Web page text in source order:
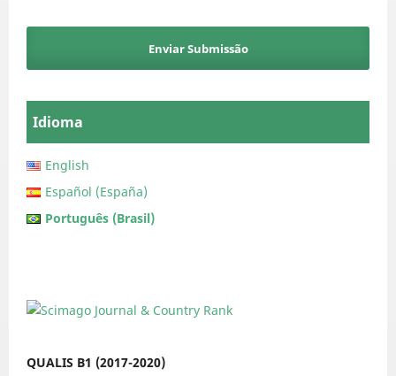
Enviar Submissão
Idioma
English
Español (España)
Português (Brasil)
QUALIS B1 (2017-2020)